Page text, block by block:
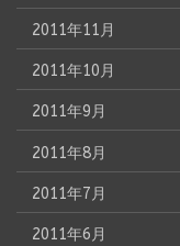
2011年11月
2011年10月
2011年9月
2011年8月
2011年7月
2011年6月